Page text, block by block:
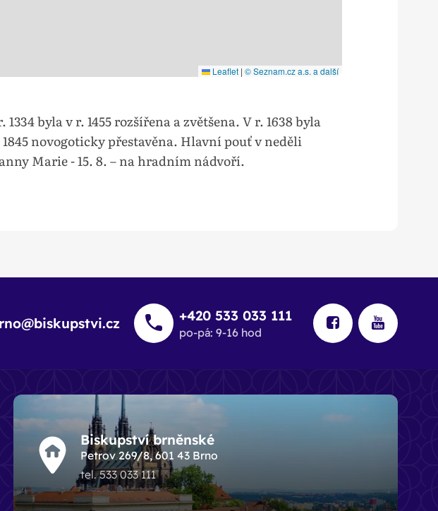
Leaflet | © Seznam.cz a.s. a další
byla v r. 1455 rozšířena a zvětšena. V r. 1638 byla
novogoticky přestavěna. Hlavní pouť v neděli
Marie - 15. 8. – na hradním nádvoří.
+420 533 033 111
po-pá: 9-16 hod
Biskupství brněnské
Petrov 269/8, 601 43 Brno
tel. 533 033 111